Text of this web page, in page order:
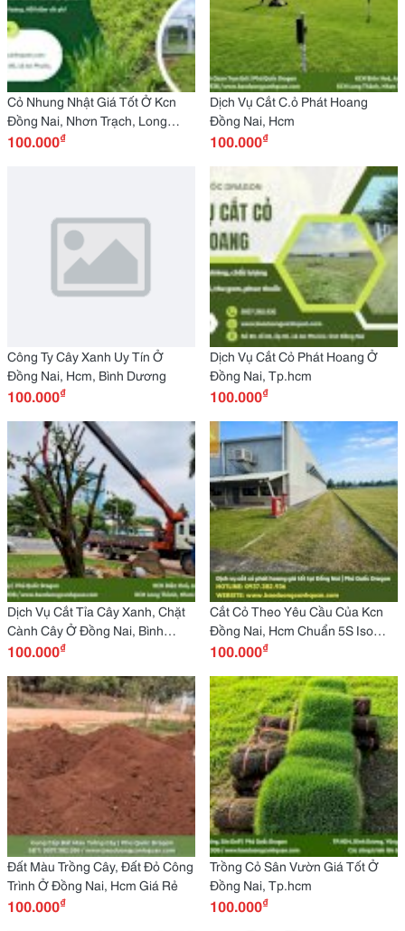
Cỏ Nhung Nhật Giá Tốt Ở Kcn
Đồng Nai, Nhơn Trạch, Long
Thành
100.000₫
Dịch Vụ Cắt C.ỏ Phát Hoang
Đồng Nai, Hcm
100.000₫
Công Ty Cây Xanh Uy Tín Ở
Đồng Nai, Hcm, Bình Dương
100.000₫
Dịch Vụ Cắt Cỏ Phát Hoang Ở
Đồng Nai, Tp.hcm
100.000₫
Dịch Vụ Cắt Tỉa Cây Xanh, Chặt
Cành Cây Ở Đồng Nai, Bình
Dương
100.000₫
Cắt Cỏ Theo Yêu Cầu Của Kcn
Đồng Nai, Hcm Chuẩn 5S Iso
45001
100.000₫
Đất Màu Trồng Cây, Đất Đỏ Công
Trình Ở Đồng Nai, Hcm Giá Rẻ
100.000₫
Trồng Cỏ Sân Vườn Giá Tốt Ở
Đồng Nai, Tp.hcm
100.000₫